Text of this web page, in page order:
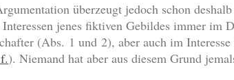
überzeugt jedoch schon
Interessen jenes fiktiven Gebildes immer im
(Abs. 1 und 2), aber auch im
). Niemand hat aber aus diesem Grund